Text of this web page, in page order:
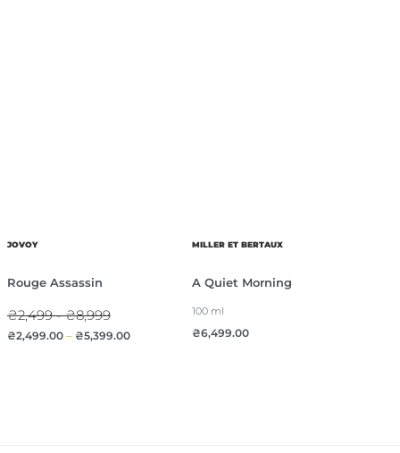
JOVOY
Rouge Assassin
₴2,499 - ₴8,999
₴2,499.00– ₴5,399.00
MILLER ET BERTAUX
A Quiet Morning
100 ml
₴6,499.00